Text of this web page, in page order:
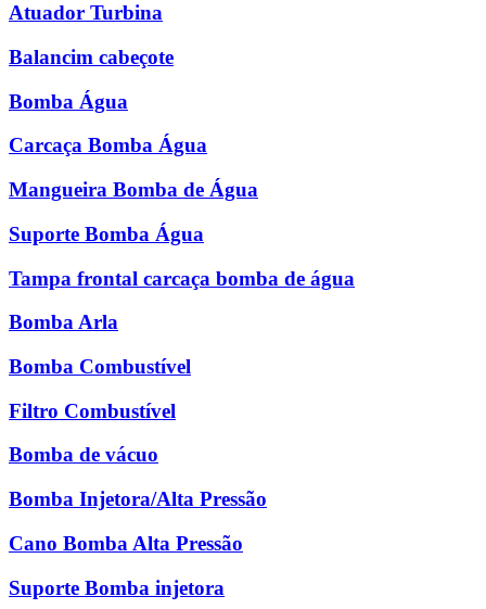
Atuador Turbina
Balancim cabeçote
Bomba Água
Carcaça Bomba Água
Mangueira Bomba de Água
Suporte Bomba Água
Tampa frontal carcaça bomba de água
Bomba Arla
Bomba Combustível
Filtro Combustível
Bomba de vácuo
Bomba Injetora/Alta Pressão
Cano Bomba Alta Pressão
Suporte Bomba injetora